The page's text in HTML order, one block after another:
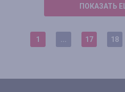
ПОКАЗАТЬ
1 17 18